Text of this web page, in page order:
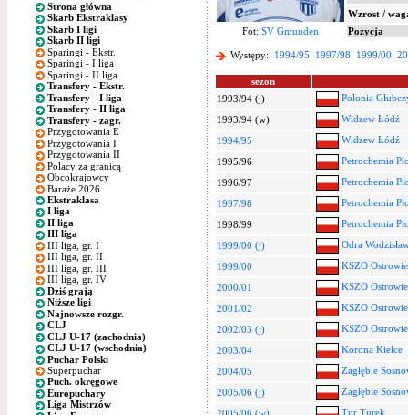
Strona główna
Skarb Ekstraklasy
Skarb I ligi
Skarb II ligi
Sparingi - Ekstr.
Sparingi - I liga
Sparingi - II liga
Transfery - Ekstr.
Transfery - I liga
Transfery - II liga
Transfery - zagr.
Przygotowania E
Przygotowania I
Przygotowania II
Polacy za granicą
Obcokrajowcy
Baraże 2026
Ekstraklasa
I liga
II liga
III liga
III liga, gr. I
III liga, gr. II
III liga, gr. III
III liga, gr. IV
Dziś grają
Niższe ligi
Najnowsze rozgr.
CLJ
CLJ U-17 (zachodnia)
CLJ U-17 (wschodnia)
Puchar Polski
Superpuchar
Puch. okręgowe
Europuchary
Liga Mistrzów
Wzrost /
Fot: SV Gmunden Pozycja
Występy: 1994/95 1997/98 1999/00
sezon
1993/94 (j)
Polonia
1993/94 (w)
Widzew Łódź
1994/95
Widzew Łódź
1995/96
Petrochemia
1996/97
Petrochemia
1997/98
Petrochemia
1998/99
Petrochemia
1999/00 (j)
Odra
1999/00
KSZO
2000/01
KSZO
2001/02
KSZO
2002/03 (j)
KSZO
2003/04
Korona Kielce
2004/05
Zagłębie
2005/06 (j)
Zagłębie
Tur Turek